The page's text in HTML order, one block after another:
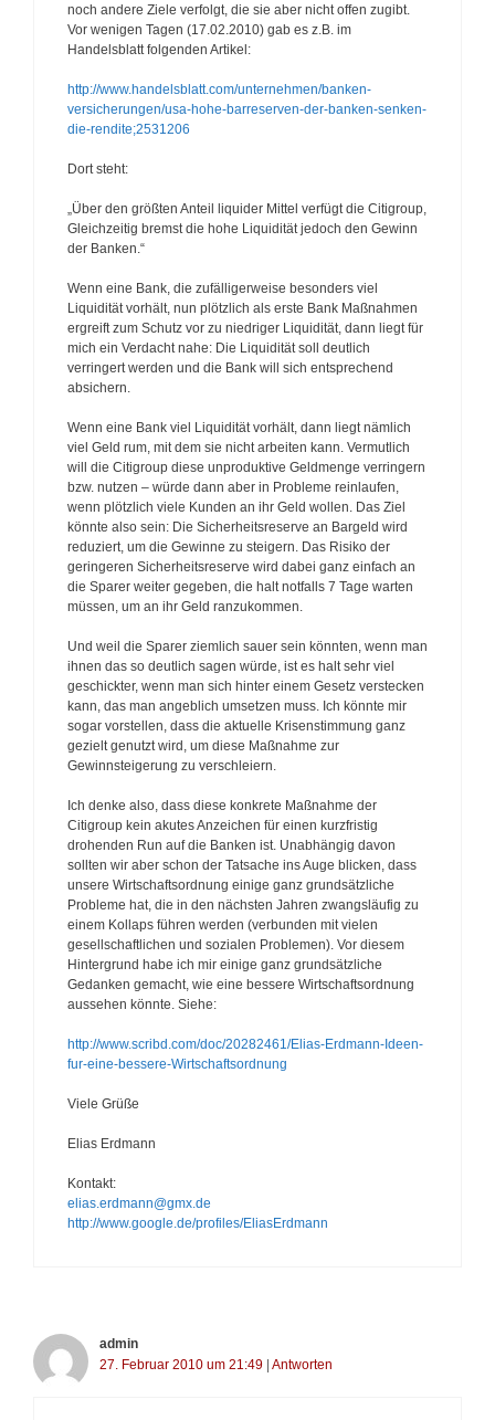
noch andere Ziele verfolgt, die sie aber nicht offen zugibt.
Vor wenigen Tagen (17.02.2010) gab es z.B. im
Handelsblatt folgenden Artikel:
http://www.handelsblatt.com/unternehmen/banken-
versicherungen/usa-hohe-barreserven-der-banken-senken-
die-rendite;2531206
Dort steht:
„Über den größten Anteil liquider Mittel verfügt die Citigroup,
Gleichzeitig bremst die hohe Liquidität jedoch den Gewinn
der Banken.“
Wenn eine Bank, die zufälligerweise besonders viel
Liquidität vorhält, nun plötzlich als erste Bank Maßnahmen
ergreift zum Schutz vor zu niedriger Liquidität, dann liegt für
mich ein Verdacht nahe: Die Liquidität soll deutlich
verringert werden und die Bank will sich entsprechend
absichern.
Wenn eine Bank viel Liquidität vorhält, dann liegt nämlich
viel Geld rum, mit dem sie nicht arbeiten kann. Vermutlich
will die Citigroup diese unproduktive Geldmenge verringern
bzw. nutzen – würde dann aber in Probleme reinlaufen,
wenn plötzlich viele Kunden an ihr Geld wollen. Das Ziel
könnte also sein: Die Sicherheitsreserve an Bargeld wird
reduziert, um die Gewinne zu steigern. Das Risiko der
geringeren Sicherheitsreserve wird dabei ganz einfach an
die Sparer weiter gegeben, die halt notfalls 7 Tage warten
müssen, um an ihr Geld ranzukommen.
Und weil die Sparer ziemlich sauer sein könnten, wenn man
ihnen das so deutlich sagen würde, ist es halt sehr viel
geschickter, wenn man sich hinter einem Gesetz verstecken
kann, das man angeblich umsetzen muss. Ich könnte mir
sogar vorstellen, dass die aktuelle Krisenstimmung ganz
gezielt genutzt wird, um diese Maßnahme zur
Gewinnsteigerung zu verschleiern.
Ich denke also, dass diese konkrete Maßnahme der
Citigroup kein akutes Anzeichen für einen kurzfristig
drohenden Run auf die Banken ist. Unabhängig davon
sollten wir aber schon der Tatsache ins Auge blicken, dass
unsere Wirtschaftsordnung einige ganz grundsätzliche
Probleme hat, die in den nächsten Jahren zwangsläufig zu
einem Kollaps führen werden (verbunden mit vielen
gesellschaftlichen und sozialen Problemen). Vor diesem
Hintergrund habe ich mir einige ganz grundsätzliche
Gedanken gemacht, wie eine bessere Wirtschaftsordnung
aussehen könnte. Siehe:
http://www.scribd.com/doc/20282461/Elias-Erdmann-Ideen-
fur-eine-bessere-Wirtschaftsordnung
Viele Grüße
Elias Erdmann
Kontakt:
elias.erdmann@gmx.de
http://www.google.de/profiles/EliasErdmann
admin
27. Februar 2010 um 21:49 | Antworten